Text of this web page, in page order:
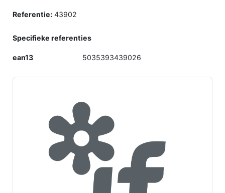
Referentie: 43902
Specifieke referenties
ean13 5035393439026